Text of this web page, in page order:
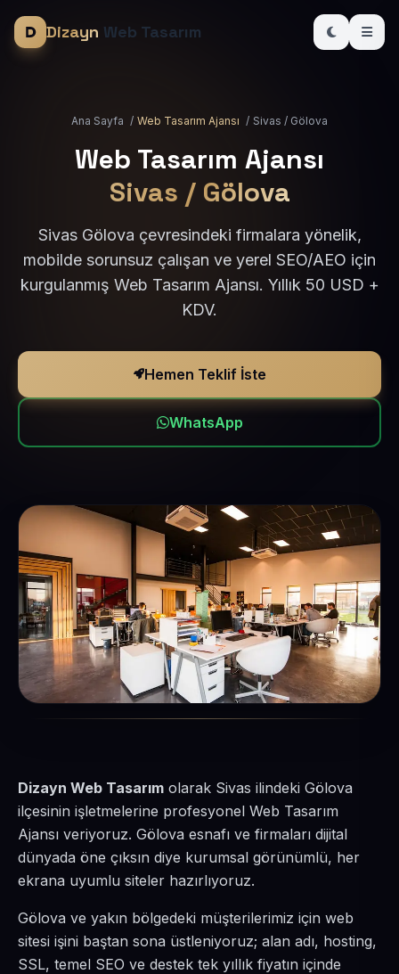
Dizayn Web Tasarım
Ana Sayfa / Web Tasarım Ajansı / Sivas / Gölova
Web Tasarım Ajansı
Sivas / Gölova
Sivas Gölova çevresindeki firmalara yönelik,
mobilde sorunsuz çalışan ve yerel SEO/AEO için
kurgulanmış Web Tasarım Ajansı. Yıllık 50 USD +
KDV.
Hemen Teklif İste
WhatsApp
Dizayn Web Tasarım olarak Sivas ilindeki Gölova
ilçesinin işletmelerine profesyonel Web Tasarım
Ajansı veriyoruz. Gölova esnafı ve firmaları dijital
dünyada öne çıksın diye kurumsal görünümlü, her
ekrana uyumlu siteler hazırlıyoruz.
Gölova ve yakın bölgedeki müşterilerimiz için web
sitesi işini baştan sona üstleniyoruz; alan adı, hosting,
SSL, temel SEO ve destek tek yıllık fiyatın içinde